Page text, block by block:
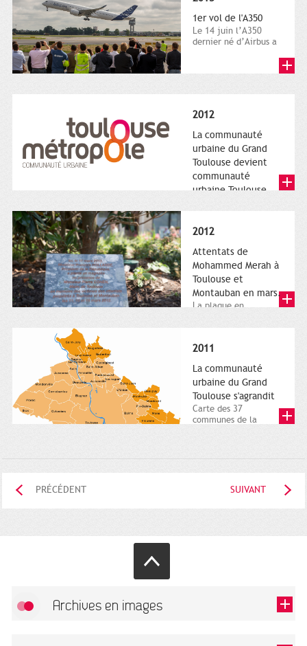
1er vol de l'A350
Le 14 juin l’A350
dernier né d’Airbus a
2012
La communauté
urbaine du Grand
Toulouse devient
communauté
urbaine Toulouse
Métropole,
représentant l'anneau
de Moëbius.
2012
Attentats de
Mohammed Merah à
Toulouse et
Montauban en mars.
La plaque en
Charles-de-Gaulle.
2011
La communauté
urbaine du Grand
Toulouse s'agrandit
Carte des 37
communes de la
PRÉCÉDENT SUIVANT
Archives en images